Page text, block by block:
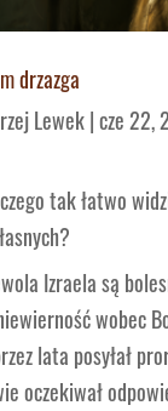
drzazga
Lewek|cze 22,
tak łatwo
Izraela są
wobec
lata posyłał
oczekiwał